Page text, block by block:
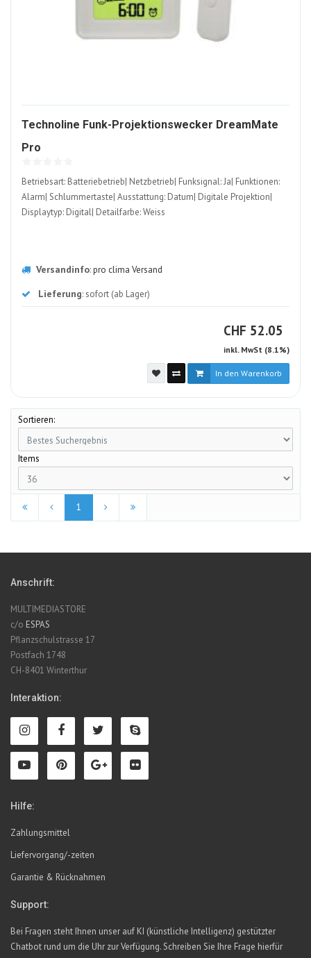
Technoline Funk-Projektionswecker DreamMate
Pro
Betriebsart: Batteriebetrieb| Netzbetrieb| Funksignal: Ja| Funktionen:
Alarm| Schlummertaste| Ausstattung: Datum| Digitale Projektion|
Displaytyp: Digital| Detailfarbe: Weiss
Versandinfo:pro clima Versand
Lieferung: sofort (ab Lager)
CHF CHF
52.05
inkl. MwSt (8.1%)
In den Warenkorb
Sortieren:
Items
1
Anschrift:
MULTIMEDIASTORE
c/o ESPAS
Pflanzschulstrasse 17
Postfach 1748
CH-8401 Winterthur
Interaktion:
Hilfe:
Zahlungsmittel
Liefervorgang/-zeiten
Garantie & Rücknahmen
Support:
Bei Fragen steht Ihnen unser auf KI (künstliche Intelligenz) gestützter
Chatbot rund um die Uhr zur Verfügung. Schreiben Sie Ihre Frage hierfür